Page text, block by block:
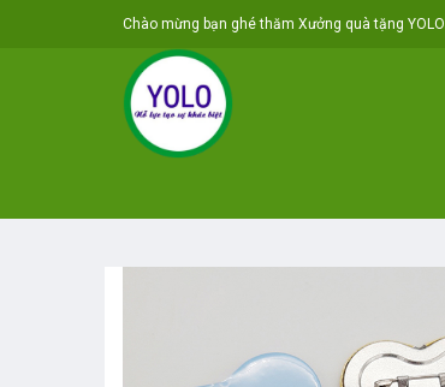
Chào mừng bạn ghé thăm Xưởng quà tặng YOLO